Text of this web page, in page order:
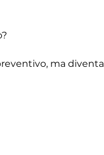
ma diventa